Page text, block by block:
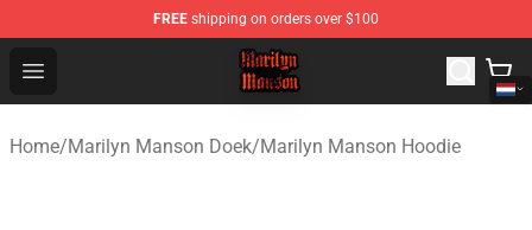
FREE shipping on orders over $100
Open menu
Marilyn Manson Shop - Official Marilyn Manson
Home/Marilyn Manson Doek/Marilyn Manson Hoodie